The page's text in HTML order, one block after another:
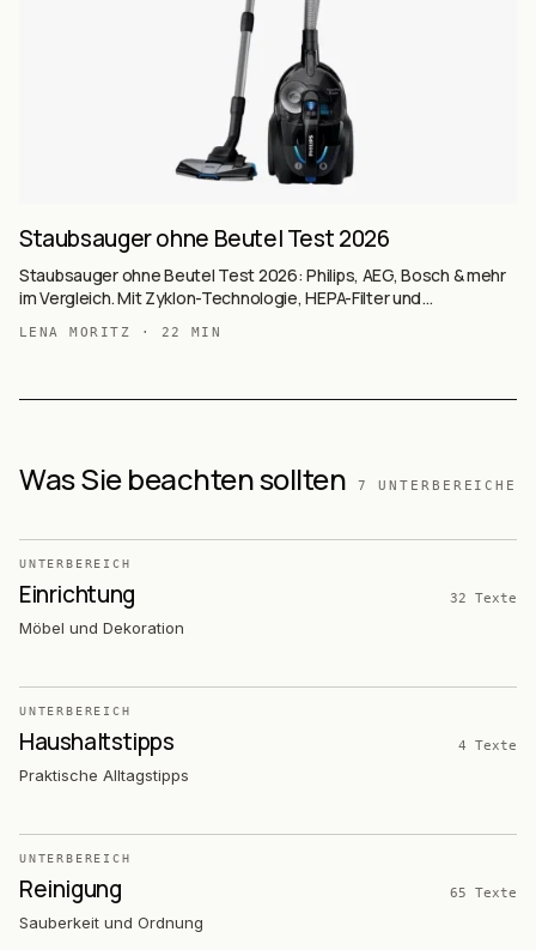
Staubsauger ohne Beutel Test 2026
Staubsauger ohne Beutel Test 2026: Philips, AEG, Bosch & mehr
im Vergleich. Mit Zyklon-Technologie, HEPA-Filter und
LENA MORITZ · 22 MIN
Was Sie beachten sollten 7 UNTERBEREICHE
UNTERBEREICH
Einrichtung 32 Texte
Möbel und Dekoration
UNTERBEREICH
Haushaltstipps 4 Texte
Praktische Alltagstipps
UNTERBEREICH
Reinigung 65 Texte
Sauberkeit und Ordnung